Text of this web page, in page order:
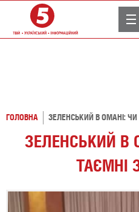
ГОЛОВНА ЗЕЛЕНСЬКИЙ В ОМАНІ: ЧИ
ЗЕЛЕНСЬКИЙ В
ТАЄМНІ